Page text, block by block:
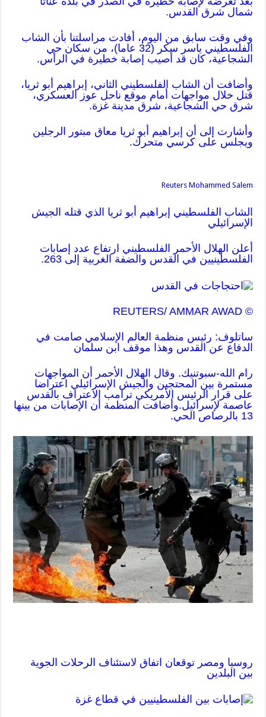
شمال شرق القدس.
وفي وقت سابق من اليوم، أفادت مراسلتنا بأن الشاب
الفلسطيني ياسر سكر (32 عاما)، من سكان حي
الشجاعية، كان قد أصيب إصابة خطيرة في الرأس.
وأضافت أن الشاب الفلسطيني الثاني، إبراهيم أبو ثريا،
قتل خلال مواجهات أمام موقع ناحل عوز العسكري،
شرق حي الشجاعية، شرق مدينة غزة.
وأشارت إلى أن إبراهيم أبو ثريا معاق مبتور الرجلين
ويجلس على كرسي متحرك.
Reuters Mohammed Salem
الشاب الفلسطيني إبراهيم أبو ثريا الذي قتله الجيش
الإسرائيلي
أعلن الهلال الأحمر الفلسطيني ارتفاع عدد إصابات
الفلسطينيين في القدس والضفة الغربية إلى 263.
© REUTERS/ AMMAR AWAD
ساتلوف: رئيس منظمة العالم الإسلامي صامت في
الدفاع عن القدس وهذا موقف ابن سلمان
رام الله-سبوتنيك. وقال الهلال الأحمر أن المواجهات
مستمرة بين المحتجين والجيش الإسرائيلي اعتراضا
على قرار الرئيس الأمريكي ترامب الاعتراف بالقدس
عاصمة لإسرائيل.وأضافت المنظمة أن الإصابات من بينها
13 بالرصاص الحي.
روسيا ومصر توقعان اتفاق لاستئناف الرحلات الجوية
بين البلدين